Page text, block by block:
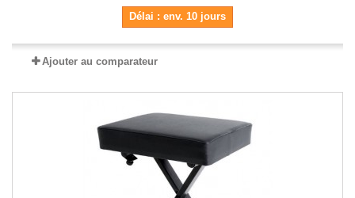
Délai : env. 10 jours
Ajouter au comparateur